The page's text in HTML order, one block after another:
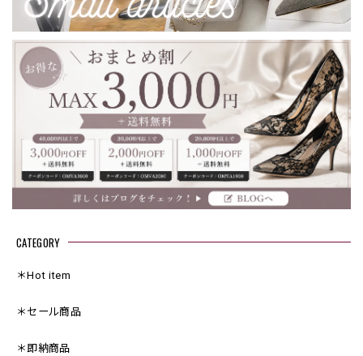
CATEGORY
＊Hot item
＊セール商品
＊即納商品